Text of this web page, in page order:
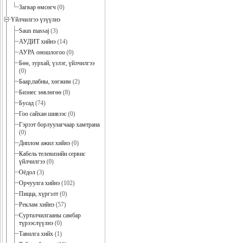
Загвар өмсөгч (0)
Үйлчилгээ үзүүлнэ
Saun massaj (3)
АУДИТ хийнэ (14)
АУРА оношлогоо (0)
Бөө, зурхай, үзлэг, үйлчилгээ
(0)
Баар,пабны, хөгжим (2)
Бизнес зөвлөгөө (8)
Бусад (74)
Гоо сайхан шивээс (0)
Гэрээт борлуулагчаар хамтрана
(0)
Диплом ажил хийнэ (0)
Кабель телевизийн сервис
үйлчилгээ (0)
Оёдол (3)
Орчуулга хийнэ (102)
Пицца, хүргэлт (0)
Реклам хийнэ (57)
Сурталчилгааны самбар
түрээслүүлнэ (0)
Тавилга хийх (1)